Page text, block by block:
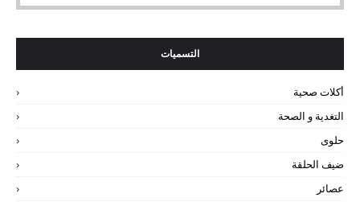
التسميات
أكلات صحية
التغدية و الصحة
حلوى
ضيف الحلقة
عصائر